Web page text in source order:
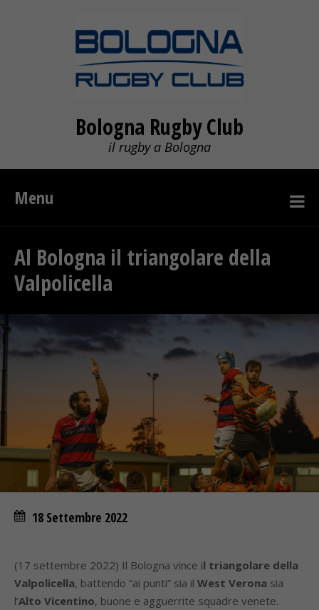
Bologna Rugby Club
il rugby a Bologna
Menu
Al Bologna il triangolare della
Valpolicella
18 Settembre 2022
(17 settembre 2022) Il Bologna vince il triangolare della
Valpolicella, battendo “ai punti” sia il West Verona sia
l’Alto Vicentino, buone e agguerrite squadre venete.